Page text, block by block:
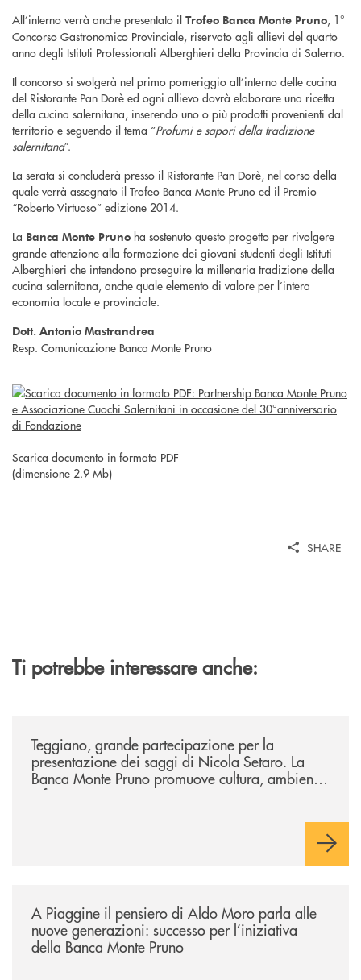
All’interno verrà anche presentato il Trofeo Banca Monte Pruno, 1°
Concorso Gastronomico Provinciale, riservato agli allievi del quarto
anno degli Istituti Professionali Alberghieri della Provincia di Salerno.
Il concorso si svolgerà nel primo pomeriggio all’interno delle cucina
del Ristorante Pan Dorè ed ogni allievo dovrà elaborare una ricetta
della cucina salernitana, inserendo uno o più prodotti provenienti dal
territorio e seguendo il tema “Profumi e sapori della tradizione
salernitana”.
La serata si concluderà presso il Ristorante Pan Dorè, nel corso della
quale verrà assegnato il Trofeo Banca Monte Pruno ed il Premio
“Roberto Virtuoso” edizione 2014.
La Banca Monte Pruno ha sostenuto questo progetto per rivolgere
grande attenzione alla formazione dei giovani studenti degli Istituti
Alberghieri che intendono proseguire la millenaria tradizione della
cucina salernitana, anche quale elemento di valore per l’intera
economia locale e provinciale.
Dott. Antonio Mastrandrea
Resp. Comunicazione Banca Monte Pruno
Scarica documento in formato PDF
(dimensione 2.9 Mb)
SHARE
Ti potrebbe interessare anche:
Teggiano, grande partecipazione per la
presentazione dei saggi di Nicola Setaro. La
Banca Monte Pruno promuove cultura, ambiente
e futuro
A Piaggine il pensiero di Aldo Moro parla alle
nuove generazioni: successo per l’iniziativa
della Banca Monte Pruno